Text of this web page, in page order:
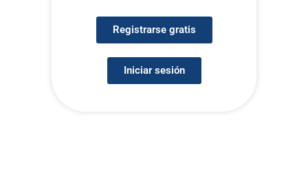
Registrarse gratis
Iniciar sesión